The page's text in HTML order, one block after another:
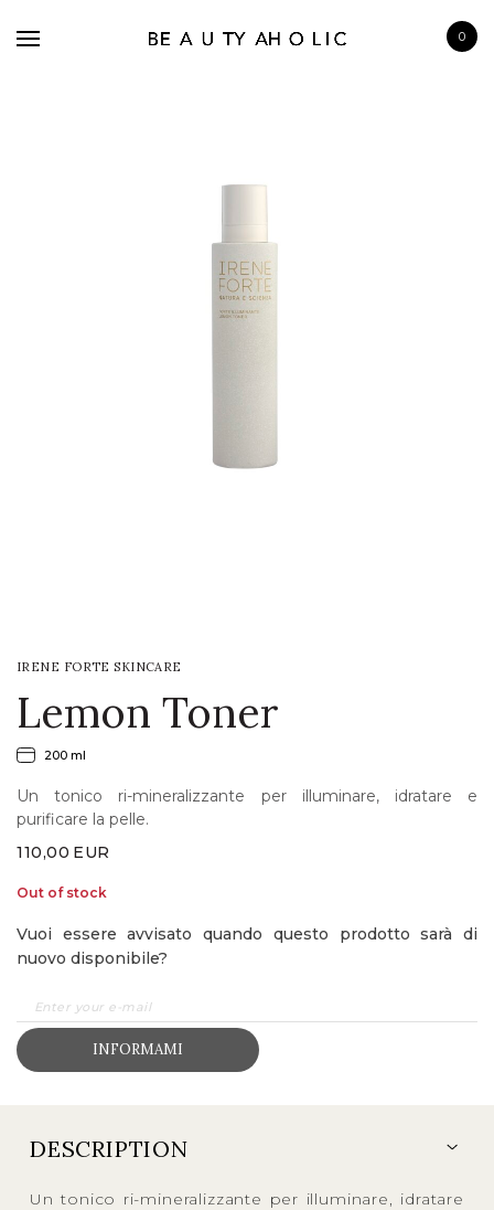
0
IRENE FORTE SKINCARE
Lemon Toner
200 ml
Un tonico ri-mineralizzante per illuminare, idratare e
purificare la pelle.
110,00 EUR
Out of stock
Vuoi essere avvisato quando questo prodotto sarà di
nuovo disponibile?
INFORMAMI
DESCRIPTION
Un tonico ri-mineralizzante per illuminare, idratare